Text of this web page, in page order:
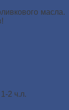
масла.
2 ч.л.